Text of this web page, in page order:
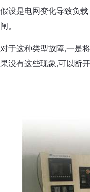
假设是电网变化导致负
闸。
对于这种类型故障,一是
果没有这些现象,可以断